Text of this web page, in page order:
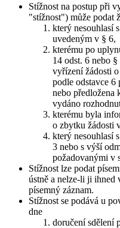
Stížnost na postup při
"stížnost") může podat
který nesouhlasí
uvedeným v § 6,
kterému po
14 odst. 6 nebo
vyřízení žádosti
podle odstavce 6
nebo předložena
vydáno
kterému byla
o zbytku žádosti
který nesouhlasí
3 nebo s výší
požadovanými v
Stížnost lze podat
ústně a nelze-li ji ihned
písemný záznam.
Stížnost se podává u
dne
doručení sdělení